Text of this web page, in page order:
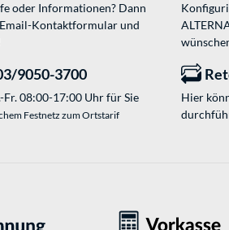
oder Informationen? Dann
Email-Kontaktformularund
9050-3700
08:00-17:00 Uhr für Sie
Festnetz zum Ortstarif
Hier